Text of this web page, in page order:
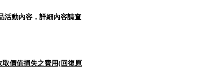
活動內容，詳細內容請查
取價值損失之費用(回復原